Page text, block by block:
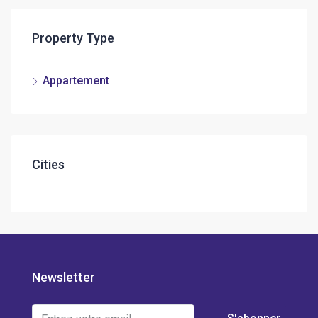
Property Type
Appartement
Cities
Newsletter